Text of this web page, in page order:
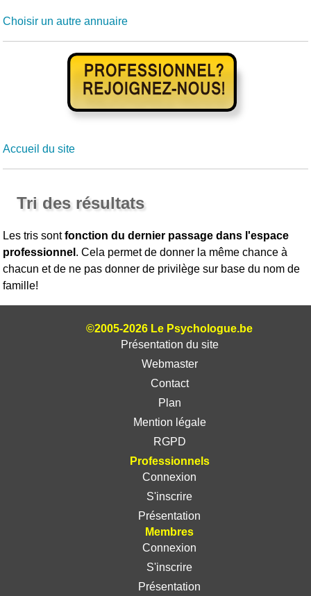
Choisir un autre annuaire
Accueil du site
Tri des résultats
Les tris sontfonction du dernier passage dans l'espace
professionnel . Cela permet de donner la même chance à
chacun et de ne pas donner de privilège sur base du nom de
famille!
©2005-2026 Le Psychologue.be
Présentation du site
Webmaster
Contact
Plan
Mention légale
RGPD
Professionnels
Connexion
S'inscrire
Présentation
Membres
Connexion
S'inscrire
Présentation